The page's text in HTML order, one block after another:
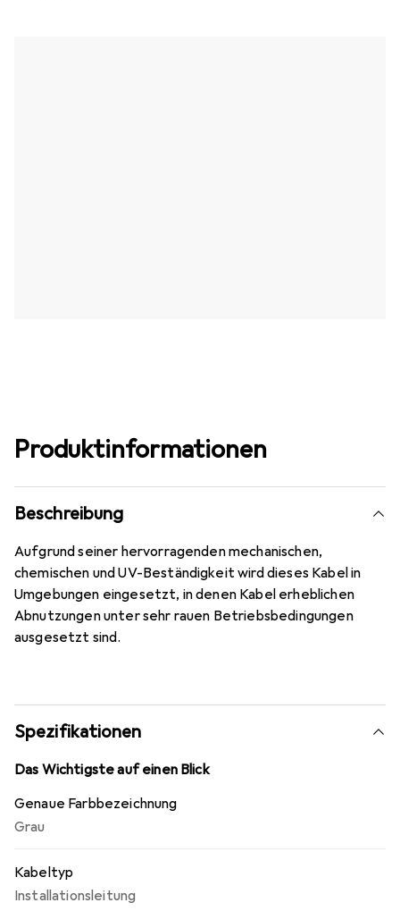
Produktinformationen
Beschreibung
Aufgrund seiner hervorragenden mechanischen,
chemischen und UV-Beständigkeit wird dieses Kabel in
Umgebungen eingesetzt, in denen Kabel erheblichen
Abnutzungen unter sehr rauen Betriebsbedingungen
ausgesetzt sind.
Spezifikationen
Das Wichtigste auf einen Blick
Genaue Farbbezeichnung
Grau
Kabeltyp
Installationsleitung